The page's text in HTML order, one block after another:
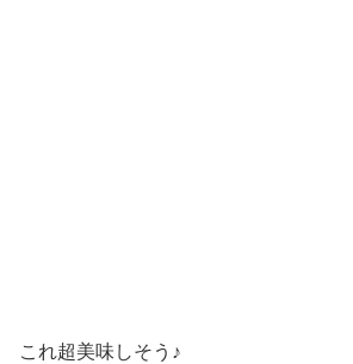
これ超美味しそう♪